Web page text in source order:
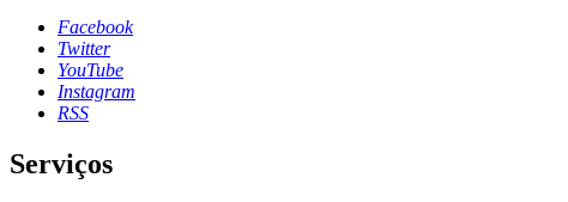
Facebook
Twitter
YouTube
Instagram
RSS
Serviços